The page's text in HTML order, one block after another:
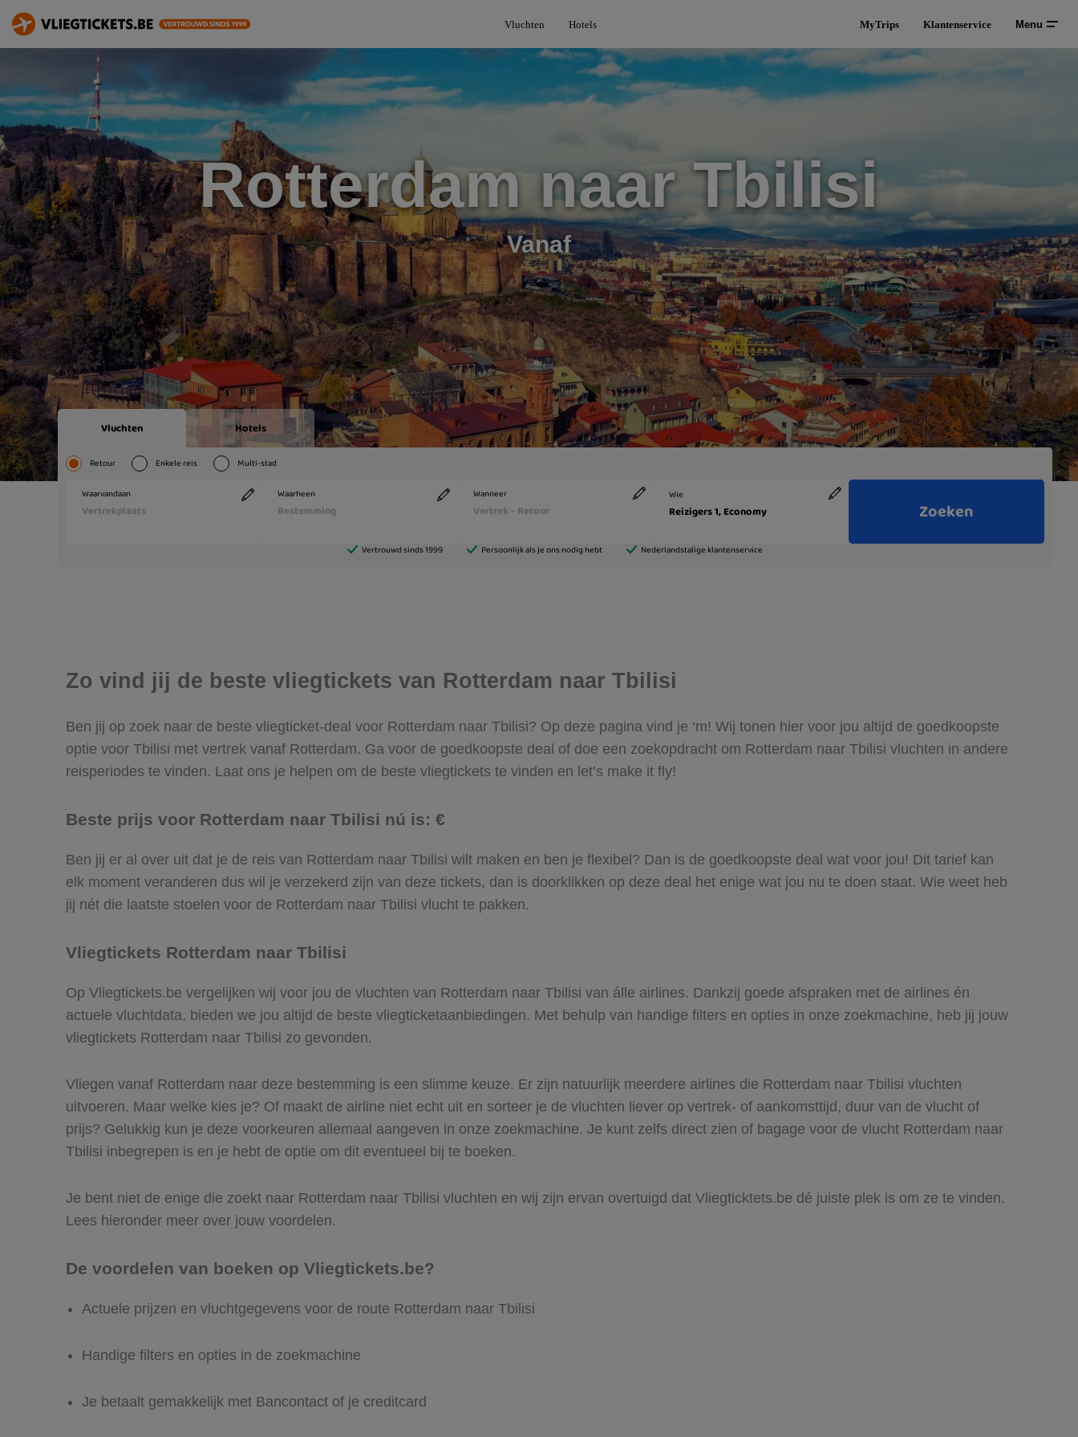
Vluchten Hotels MyTrips Klantenservice Menu
Rotterdam naar Tbilisi
Vanaf
Zo vind jij de beste vliegtickets van Rotterdam naar Tbilisi
Ben jij op zoek naar de beste vliegticket-deal voor Rotterdam naar Tbilisi? Op deze pagina vind je ‘m! Wij tonen hier voor jou altijd de goedkoopste
optie voor Tbilisi met vertrek vanaf Rotterdam. Ga voor de goedkoopste deal of doe een zoekopdracht om Rotterdam naar Tbilisi vluchten in andere
reisperiodes te vinden. Laat ons je helpen om de beste vliegtickets te vinden en let’s make it fly!
Beste prijs voor Rotterdam naar Tbilisi nú is: €
Ben jij er al over uit dat je de reis van Rotterdam naar Tbilisi wilt maken en ben je flexibel? Dan is de goedkoopste deal wat voor jou! Dit tarief kan
elk moment veranderen dus wil je verzekerd zijn van deze tickets, dan is doorklikken op deze deal het enige wat jou nu te doen staat. Wie weet heb
jij nét die laatste stoelen voor de Rotterdam naar Tbilisi vlucht te pakken.
Vliegtickets Rotterdam naar Tbilisi
Op Vliegtickets.be vergelijken wij voor jou de vluchten van Rotterdam naar Tbilisi van álle airlines. Dankzij goede afspraken met de airlines én
actuele vluchtdata, bieden we jou altijd de beste vliegticketaanbiedingen. Met behulp van handige filters en opties in onze zoekmachine, heb jij jouw
vliegtickets Rotterdam naar Tbilisi zo gevonden.
Vliegen vanaf Rotterdam naar deze bestemming is een slimme keuze. Er zijn natuurlijk meerdere airlines die Rotterdam naar Tbilisi vluchten
uitvoeren. Maar welke kies je? Of maakt de airline niet echt uit en sorteer je de vluchten liever op vertrek- of aankomsttijd, duur van de vlucht of
prijs? Gelukkig kun je deze voorkeuren allemaal aangeven in onze zoekmachine. Je kunt zelfs direct zien of bagage voor de vlucht Rotterdam naar
Tbilisi inbegrepen is en je hebt de optie om dit eventueel bij te boeken.
Je bent niet de enige die zoekt naar Rotterdam naar Tbilisi vluchten en wij zijn ervan overtuigd dat Vliegticktets.be dé juiste plek is om ze te vinden.
Lees hieronder meer over jouw voordelen.
De voordelen van boeken op Vliegtickets.be?
Actuele prijzen en vluchtgegevens voor de route Rotterdam naar Tbilisi
Handige filters en opties in de zoekmachine
Je betaalt gemakkelijk met Bancontact of je creditcard